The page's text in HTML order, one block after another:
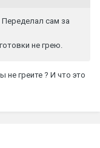
сам за
не грею.
не греите ? И что это